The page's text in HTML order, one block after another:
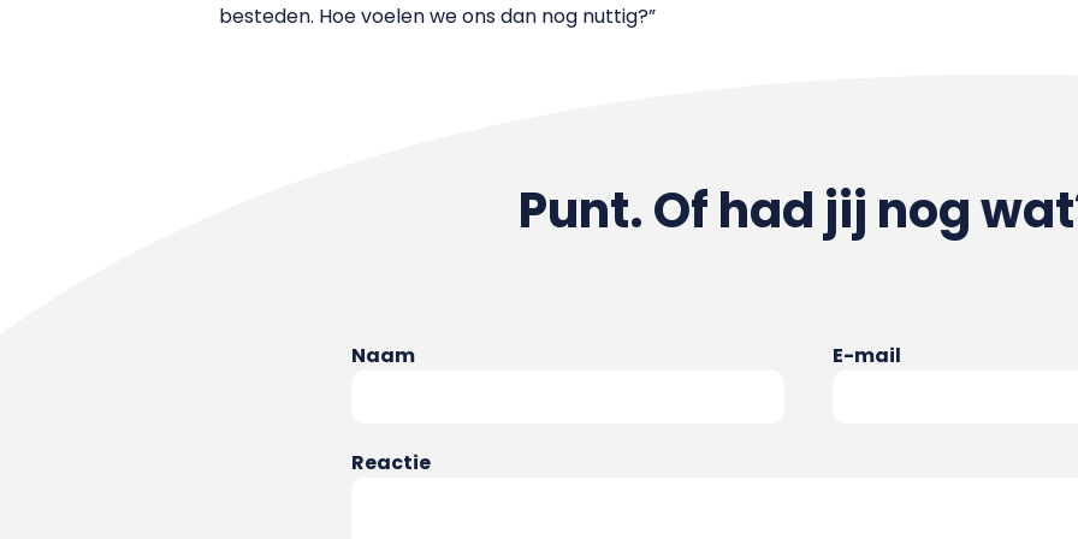
besteden. Hoe voelen we ons dan nog nuttig?”
Punt. Of had jij nog
Naam E-mail
Reactie